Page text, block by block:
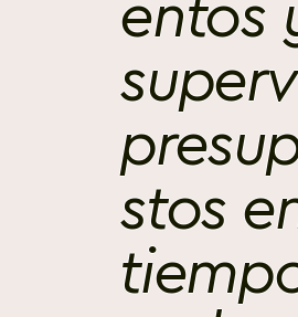
entos
stos